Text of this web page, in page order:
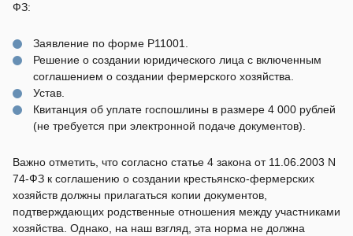
ФЗ:
Заявление по форме Р11001.
Решение о создании юридического лица с включенным
соглашением о создании фермерского хозяйства.
Устав.
Квитанция об уплате госпошлины в размере 4 000 рублей
(не требуется при электронной подаче документов).
Важно отметить, что согласно статье 4 закона от 11.06.2003 N
74-ФЗ к соглашению о создании крестьянско-фермерских
хозяйств должны прилагаться копии документов,
подтверждающих родственные отношения между участниками
хозяйства. Однако, на наш взгляд, эта норма не должна